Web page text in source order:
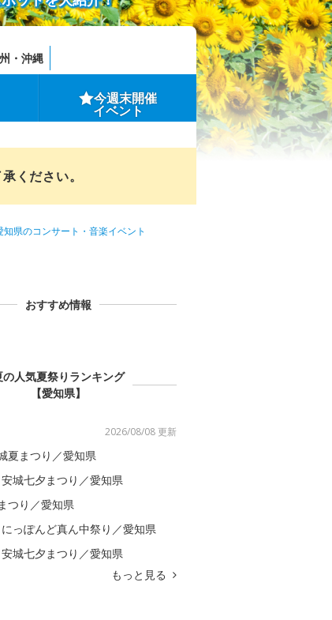
・沖縄
今週末開催
イベント
ください。
知県のコンサート・音楽イベント
おすすめ情報
の人気夏祭りランキング
【愛知県】
2026/08/08 更新
夏まつり／愛知県
城七夕まつり／愛知県
つり／愛知県
っぽんど真ん中祭り／愛知県
城七夕まつり／愛知県
もっと見る